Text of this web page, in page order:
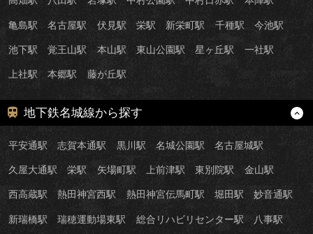
亀島駅 名古屋駅 伏見駅 栄駅 新栄町駅 千種駅 今池駅
池下駅 覚王山駅 本山駅 東山公園駅 星ヶ丘駅 一社駅
上社駅 本郷駅 藤が丘駅
地下鉄名城線から探す
平安通駅 志賀本通駅 黒川駅 名城公園駅 名古屋城駅
久屋大通駅 栄駅 矢場町駅 上前津駅 東別院駅 金山駅
西高蔵駅 熱田神宮西駅 熱田神宮伝馬町駅 堀田駅 妙音通駅
新瑞橋駅 瑞穂運動場東駅 総合リハビリセンター駅 八事駅